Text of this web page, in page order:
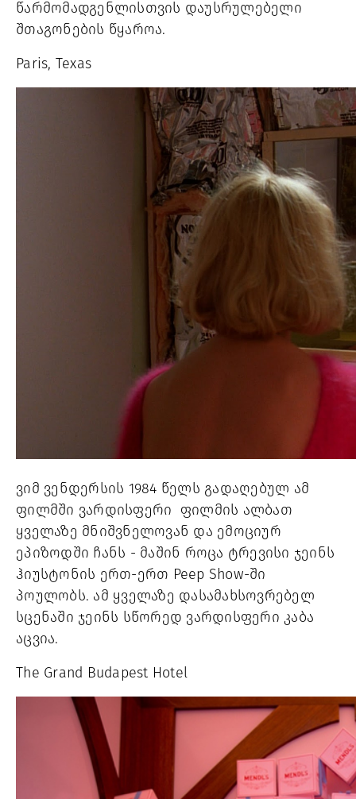
წარმომადგენლისთვის დაუსრულებელი
შთაგონების წყაროა.
Paris, Texas
ვიმ ვენდერსის 1984 წელს გადაღებულ ამ
ფილმში ვარდისფერი  ფილმის ალბათ
ყველაზე მნიშვნელოვან და ემოციურ
ეპიზოდში ჩანს - მაშინ როცა ტრევისი ჯეინს
ჰიუსტონის ერთ-ერთ Peep Show-ში
პოულობს. ამ ყველაზე დასამახსოვრებელ
სცენაში ჯეინს სწორედ ვარდისფერი კაბა
აცვია.
The Grand Budapest Hotel